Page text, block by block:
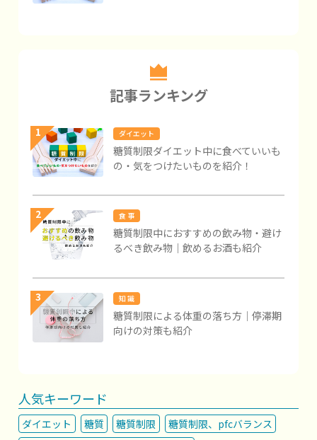
記事ランキング
1 ダイエット
糖質制限ダイエット中に食べていいも
の・気をつけたいものを紹介！
2 食 事
糖質制限中におすすめの飲み物・避け
るべき飲み物｜飲めるお酒も紹介
3 知 識
糖質制限による体重の落ち方｜停滞期
向けの対策も紹介
人気キーワード
ダイエット 糖質 糖質制限
糖質制限、pfcバランス